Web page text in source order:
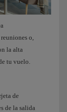
o,
la alta
tu vuelo.
de
de la salida